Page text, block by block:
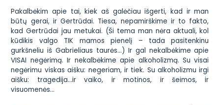
Pakalbėkim apie tai, kiek aš galėčiau išgerti, kad ir man
būtų gerai, ir Gertrūdai. Tiesa, nepamirškime ir to fakto,
kad Gertrūdai jau metukai. (Ši tema man nėra aktuali, kol
kūdikis valgo TIK mamos pienelį – tada pasitenkinu
gurkšneliu iš Gabrieliaus taurės…) Ir gal nekalbėkime apie
VISAI negėrimą. Ir nekalbėkime apie alkoholizmą. Su visai
negėrimu viskas aišku: negeriam, ir tiek. Su alkoholizmu irgi
aišku: tragedija…ir vaiko, ir motinos, ir šeimos, ir
visuomenės…